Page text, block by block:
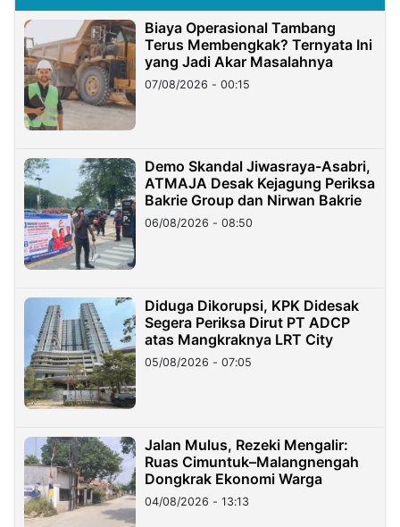
Biaya Operasional Tambang
Terus Membengkak? Ternyata Ini
yang Jadi Akar Masalahnya
07/08/2026 - 00:15
Demo Skandal Jiwasraya-Asabri,
ATMAJA Desak Kejagung Periksa
Bakrie Group dan Nirwan Bakrie
06/08/2026 - 08:50
Diduga Dikorupsi, KPK Didesak
Segera Periksa Dirut PT ADCP
atas Mangkraknya LRT City
05/08/2026 - 07:05
Jalan Mulus, Rezeki Mengalir:
Ruas Cimuntuk–Malangnengah
Dongkrak Ekonomi Warga
04/08/2026 - 13:13